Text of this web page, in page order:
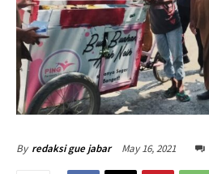
By redaksi gue jabar May 16, 2021